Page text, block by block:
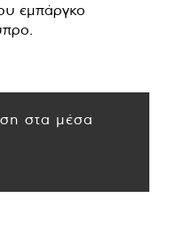
εμπάργκο
στα μέσα